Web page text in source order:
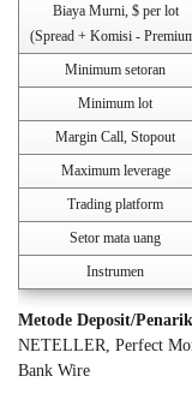
Biaya Murni, $ per lot
(Spread + Komisi -
Minimum setoran
Minimum lot
Margin Call, Stopout
Maximum leverage
Trading platform
Setor mata uang
Instrumen
Metode Deposit/
NETELLER, Perfect
Bank Wire